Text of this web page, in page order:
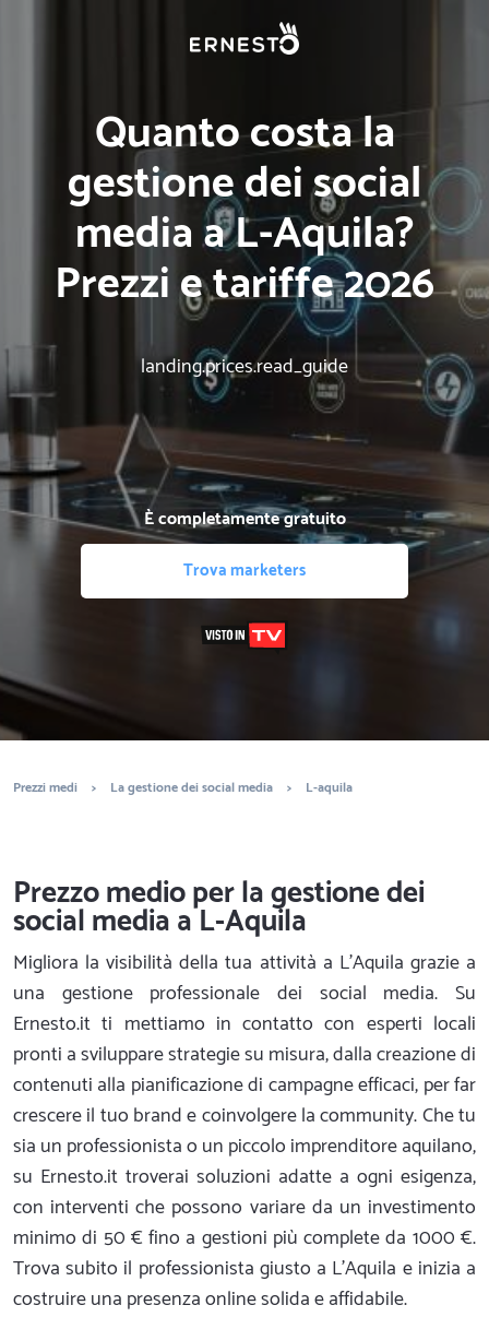
Quanto costa la
gestione dei social
media a L-Aquila?
Prezzi e tariffe 2026
landing.prices.read_guide
È completamente gratuito
Trova marketers
Prezzi medi > La gestione dei social media > L-aquila
Prezzo medio per la gestione dei
social media a L-Aquila
Migliora la visibilità della tua attività a L'Aquila grazie a
una gestione professionale dei social media. Su
Ernesto.it ti mettiamo in contatto con esperti locali
pronti a sviluppare strategie su misura, dalla creazione di
contenuti alla pianificazione di campagne efficaci, per far
crescere il tuo brand e coinvolgere la community. Che tu
sia un professionista o un piccolo imprenditore aquilano,
su Ernesto.it troverai soluzioni adatte a ogni esigenza,
con interventi che possono variare da un investimento
minimo di 50 € fino a gestioni più complete da 1000 €.
Trova subito il professionista giusto a L'Aquila e inizia a
costruire una presenza online solida e affidabile.